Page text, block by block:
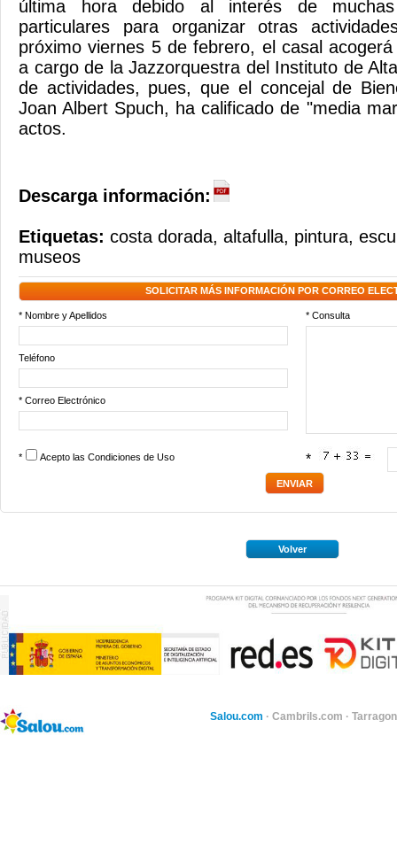
última hora debido al interés de
particulares para organizar otras
próximo viernes 5 de febrero, el casal
a cargo de la Jazzorquestra del Instituto de
de actividades, pues, que el concejal de
Joan Albert Spuch, ha calificado de "media
actos.
Descarga información:
Etiquetas: costa dorada, altafulla, pintura,
museos
SOLICITAR MÁS INFORMACIÓN POR CORREO
* Nombre y Apellidos * Consulta
Teléfono
* Correo Electrónico
* Acepto las Condiciones de Uso *
Volver
Salou.com · Cambrils.com ·